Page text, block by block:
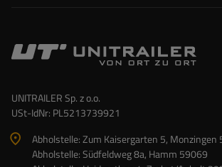
UNITRAILER Sp. z o.o.
USt-IdNr: PL5213739921
Abholstelle: Zum Kaisergarten 5, Monzingen
Abholstelle: Südfeldweg 8a, Hamm 59069